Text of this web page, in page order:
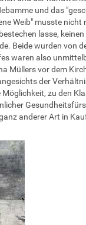
und das
Weib" musste nicht
lasse, keinen
Beide wurden von
waren also
Müllers vor dem
der
zu den
anderer Art in